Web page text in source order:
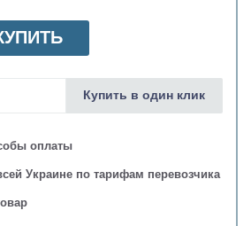
оплаты
Украине по тарифам перевозчика
Купить в один клик